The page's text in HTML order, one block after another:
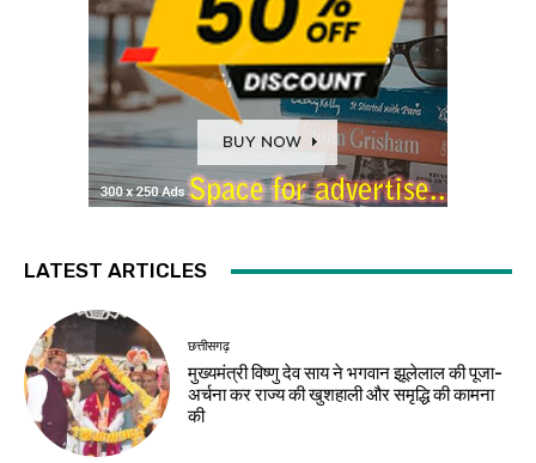
LATEST ARTICLES
छत्तीसगढ़
मुख्यमंत्री विष्णु देव साय ने भगवान झूलेलाल की पूजा-
अर्चना कर राज्य की खुशहाली और समृद्धि की कामना
की